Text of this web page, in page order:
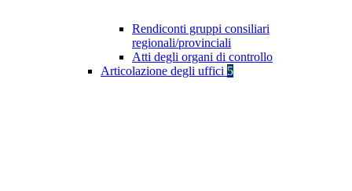
Rendiconti gruppi consiliari
regionali/provinciali
Atti degli organi di controllo
Articolazione degli uffici 5